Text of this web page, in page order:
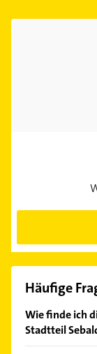
Häufige
Wie finde ich
Stadtteil